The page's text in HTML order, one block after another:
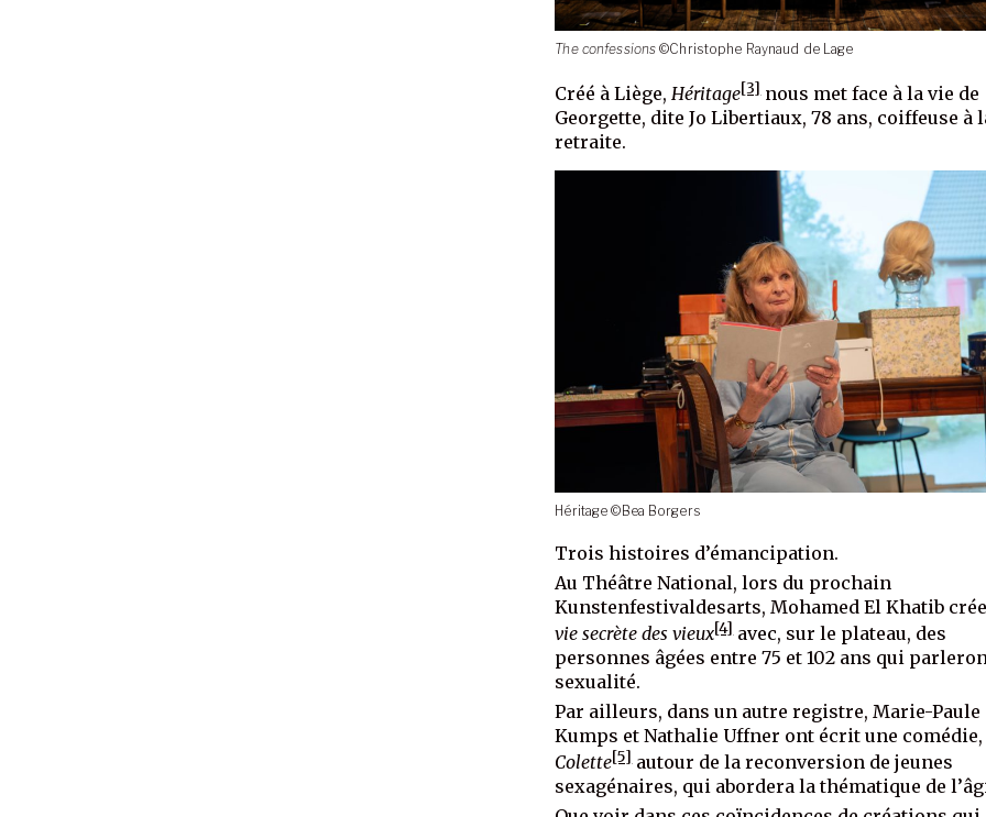
The confessions ©Christophe Raynaud de Lage
Créé à Liège, Héritage[3]nous met face à la vie de
Georgette, dite Jo Libertiaux, 78 ans, coiffeuse à
retraite.
Héritage ©Bea Borgers
Trois histoires d’émancipation.
Au Théâtre National, lors du prochain
Kunstenfestivaldesarts, Mohamed El Khatib
vie secrète des vieux[4]avec, sur le plateau, des
personnes âgées entre 75 et 102 ans qui
sexualité.
Par ailleurs, dans un autre registre, Marie-Paule
Kumps et Nathalie Uffner ont écrit une
Colette[5]autour de la reconversion de jeunes
sexagénaires, qui abordera la thématique de